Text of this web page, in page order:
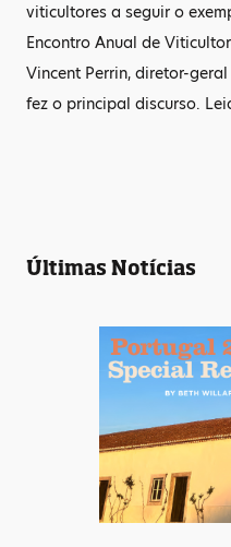
viticultores a seguir o
Encontro Anual de
Vincent Perrin, diretor-
fez o principal discurso.
Últimas Notícias